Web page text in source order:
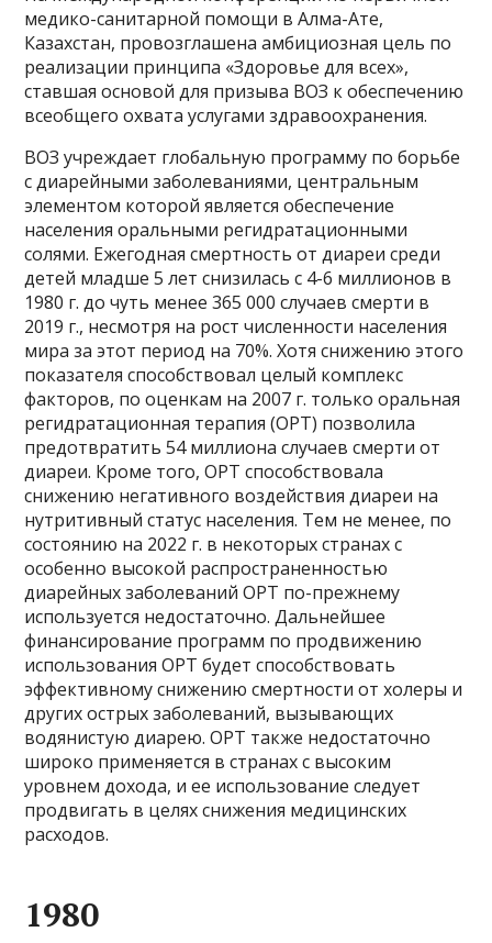
медико-санитарной помощи в Алма-Ате,
Казахстан, провозглашена амбициозная цель по
реализации принципа «Здоровье для всех»,
ставшая основой для призыва ВОЗ к обеспечению
всеобщего охвата услугами здравоохранения.
ВОЗ учреждает глобальную программу по борьбе
с диарейными заболеваниями, центральным
элементом которой является обеспечение
населения оральными регидратационными
солями. Ежегодная смертность от диареи среди
детей младше 5 лет снизилась с 4-6 миллионов в
1980 г. до чуть менее 365 000 случаев смерти в
2019 г., несмотря на рост численности населения
мира за этот период на 70%. Хотя снижению этого
показателя способствовал целый комплекс
факторов, по оценкам на 2007 г. только оральная
регидратационная терапия (ОРТ) позволила
предотвратить 54 миллиона случаев смерти от
диареи. Кроме того, ОРТ способствовала
снижению негативного воздействия диареи на
нутритивный статус населения. Тем не менее, по
состоянию на 2022 г. в некоторых странах с
особенно высокой распространенностью
диарейных заболеваний ОРТ по-прежнему
используется недостаточно. Дальнейшее
финансирование программ по продвижению
использования ОРТ будет способствовать
эффективному снижению смертности от холеры и
других острых заболеваний, вызывающих
водянистую диарею. ОРТ также недостаточно
широко применяется в странах с высоким
уровнем дохода, и ее использование следует
продвигать в целях снижения медицинских
расходов.
1980